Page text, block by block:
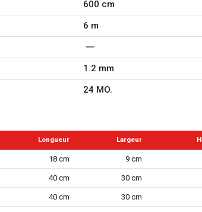
600 cm
6 m
1.2 mm
24 MO.
Longueur Largeur
18 cm 9 cm
40 cm 30 cm
40 cm 30 cm